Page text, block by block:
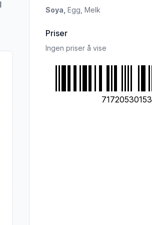
Soya, Egg, Melk
Priser
Ingen priser å vise
71720530153